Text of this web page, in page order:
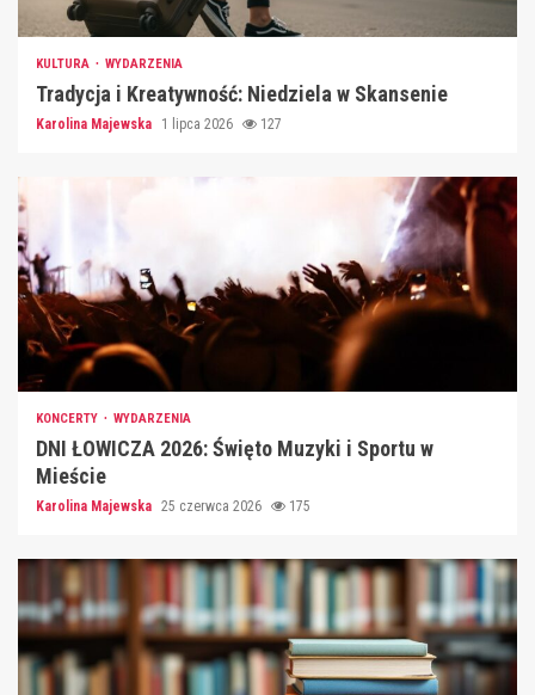
KULTURA WYDARZENIA
Tradycja i Kreatywność: Niedziela w Skansenie
Karolina Majewska 1 lipca 2026 127
KONCERTY WYDARZENIA
DNI ŁOWICZA 2026: Święto Muzyki i Sportu w
Mieście
Karolina Majewska 25 czerwca 2026 175